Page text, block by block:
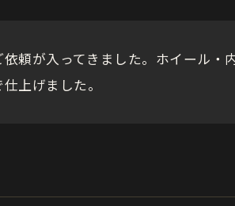
頼が入ってきました。ホイール・
上げました。